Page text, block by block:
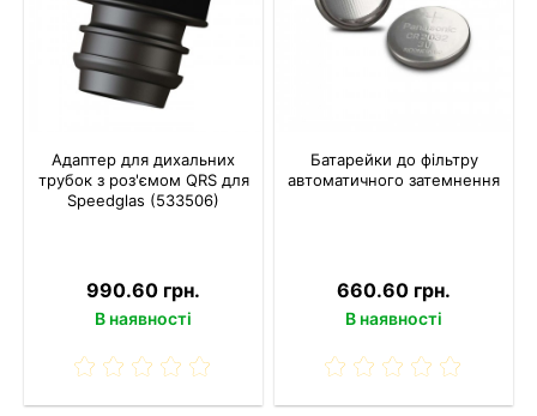
Адаптер для дихальних
трубок з роз'ємом QRS для
Speedglas (533506)
990.60 грн.
В наявності
Батарейки до фільтру
автоматичного затемнення
660.60 грн.
В наявності